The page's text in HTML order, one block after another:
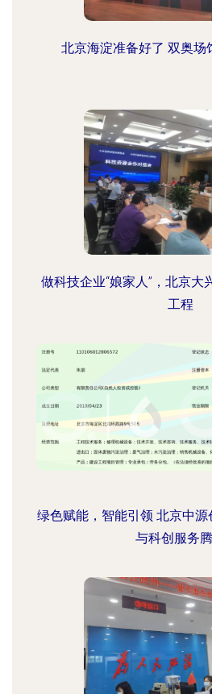
北京海淀准备好了 双奥场
做科技企业“娘家人”，北京大
工程
绿色赋能，智能引领 北京中
与科创服务